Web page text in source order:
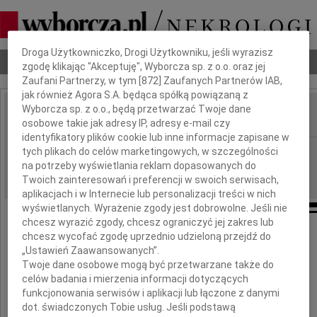
Nekrologi Odeszli Poradnik pogrzebowy
IMIĘ I NAZWISKO:
REGION: Bydgoszcz
DATA EMISJI: 21.09.2015
Arkadiuszowi Kęsickiemu
wyrazy głębokiego współczucia
z powodu śmierci
Dbamy o Twoją prywatność
Droga Użytkowniczko, Drogi Użytkowniku, jeśli wyrazisz
zgodę klikając "Akceptuję", Wyborcza sp. z o.o. oraz jej
Zaufani Partnerzy, w tym [872 ] Zaufanych Partnerów IAB,
jak również Agora S.A. będąca spółką powiązaną z
Wyborcza sp. z o.o., będą przetwarzać Twoje dane
osobowe takie jak adresy IP, adresy e-mail czy
identyfikatory plików cookie lub inne informacje zapisane w
tych plikach do celów marketingowych, w szczególności
na potrzeby wyświetlania reklam dopasowanych do
Twoich zainteresowań i preferencji w swoich serwisach,
aplikacjach i w Internecie lub personalizacji treści w nich
wyświetlanych. Wyrażenie zgody jest dobrowolne. Jeśli nie
chcesz wyrazić zgody, chcesz ograniczyć jej zakres lub
chcesz wycofać zgodę uprzednio udzieloną przejdź do
„Ustawień Zaawansowanych”.
Twoje dane osobowe mogą być przetwarzane także do
celów badania i mierzenia informacji dotyczących
funkcjonowania serwisów i aplikacji lub łączone z danymi
dot. świadczonych Tobie usług. Jeśli podstawą